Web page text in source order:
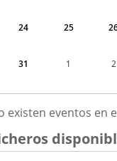
24 25
31 1 2
existen eventos en